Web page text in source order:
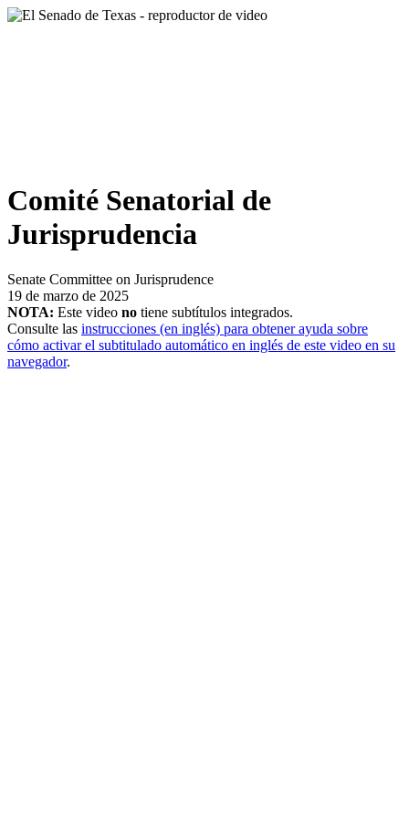
Comité Senatorial de
Jurisprudencia
Senate Committee on Jurisprudence
19 de marzo de 2025
NOTA: Este video no tiene subtítulos integrados.
Consulte las instrucciones (en inglés) para obtener ayuda sobre
cómo activar el subtitulado automático en inglés de este video en su
navegador.